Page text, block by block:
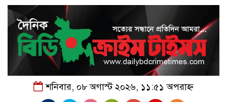
শনিবার, ০৮ অগাস্ট ২০২৬, ১১:৫১ অপরাহ্ন